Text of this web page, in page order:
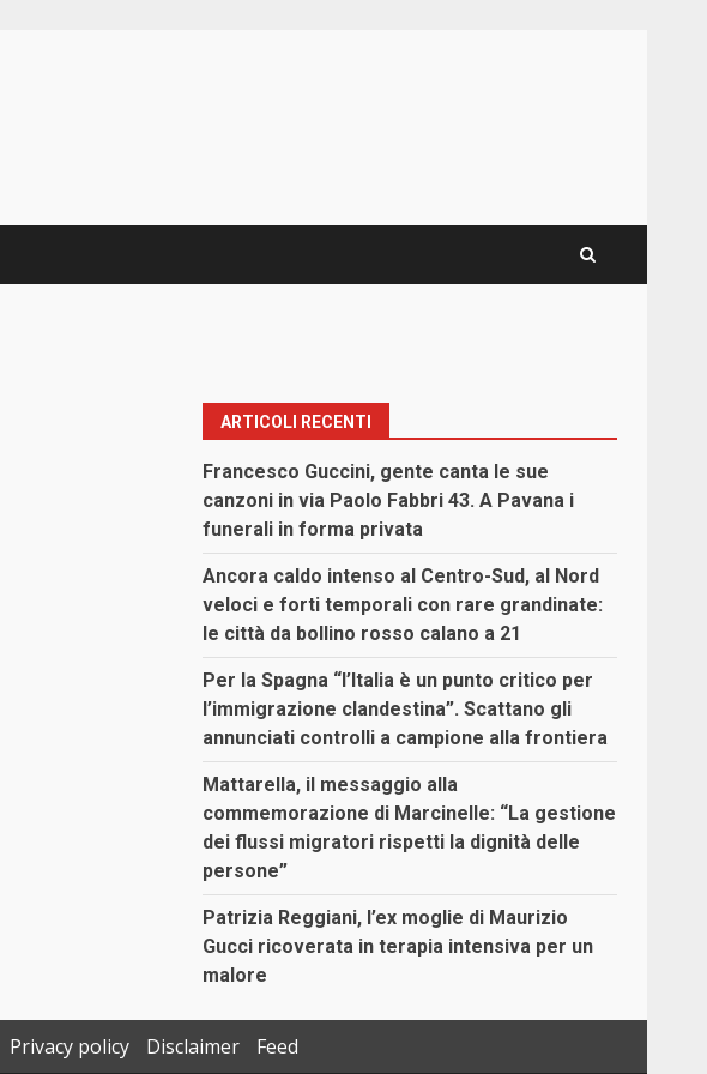
ARTICOLI RECENTI
Francesco Guccini, gente canta le sue
canzoni in via Paolo Fabbri 43. A Pavana i
funerali in forma privata
Ancora caldo intenso al Centro-Sud, al Nord
veloci e forti temporali con rare grandinate:
le città da bollino rosso calano a 21
Per la Spagna “l’Italia è un punto critico per
l’immigrazione clandestina”. Scattano gli
annunciati controlli a campione alla frontiera
Mattarella, il messaggio alla
commemorazione di Marcinelle: “La gestione
dei flussi migratori rispetti la dignità delle
persone”
Patrizia Reggiani, l’ex moglie di Maurizio
Gucci ricoverata in terapia intensiva per un
malore
Privacy policy Disclaimer Feed